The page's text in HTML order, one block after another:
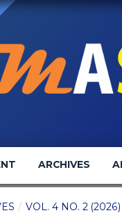
ARCHIVES
/ VOL. 4 NO. 2 (2026)